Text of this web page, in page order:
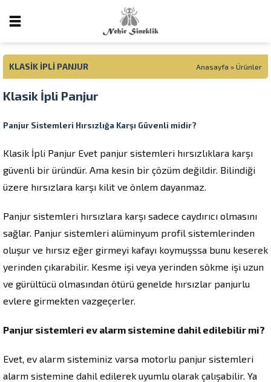
KLASIK İPLI PANJUR Anasayfa » Ürünler
Klasik İpli Panjur
Panjur Sistemleri Hırsızlığa Karşı Güvenli midir?
Klasik İpli Panjur Evet panjur sistemleri hırsızlıklara karşı
güvenli bir üründür. Ama kesin bir çözüm değildir. Bilindiği
üzere hırsızlara karşı kilit ve önlem dayanmaz.
Panjur sistemleri hırsızlara karşı sadece caydırıcı olmasını
sağlar. Panjur sistemleri alüminyum profil sistemlerinden
oluşur ve hırsız eğer girmeyi kafayı koymuşssa bunu keserek
yerinden çıkarabilir. Kesme işi veya yerinden sökme işi uzun
ve gürültücü olmasından ötürü genelde hırsızlar panjurlu
evlere girmekten vazgeçerler.
Panjur sistemleri ev alarm sistemine dahil edilebilir mi?
Evet, ev alarm sisteminiz varsa motorlu panjur sistemleri
alarm sistemine dahil edilerek uyumlu olarak çalışabilir. Ya